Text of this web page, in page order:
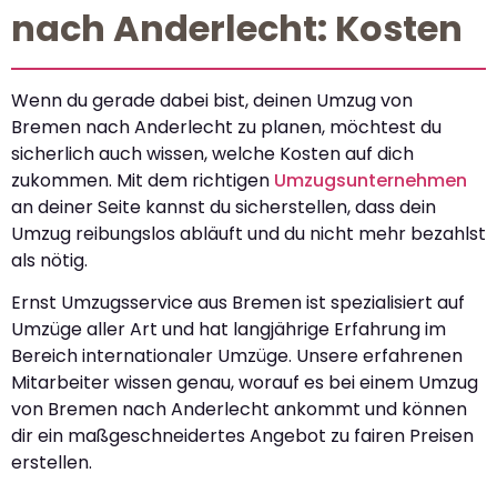
nach Anderlecht: Kosten
Wenn du gerade dabei bist, deinen Umzug von
Bremen nach Anderlecht zu planen, möchtest du
sicherlich auch wissen, welche Kosten auf dich
zukommen. Mit dem richtigen Umzugsunternehmen
an deiner Seite kannst du sicherstellen, dass dein
Umzug reibungslos abläuft und du nicht mehr bezahlst
als nötig.
Ernst Umzugsservice aus Bremen ist spezialisiert auf
Umzüge aller Art und hat langjährige Erfahrung im
Bereich internationaler Umzüge. Unsere erfahrenen
Mitarbeiter wissen genau, worauf es bei einem Umzug
von Bremen nach Anderlecht ankommt und können
dir ein maßgeschneidertes Angebot zu fairen Preisen
erstellen.